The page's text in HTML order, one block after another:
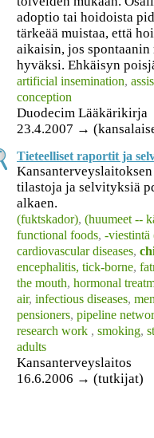
adoptio tai hoidoista
tärkeää muistaa, että
aikaisin, jos
hyväksi. Ehkäisyn
artificial insemination,
conception
Duodecim Lääkärikirja
23.4.2007 →
Tieteelliset raportit ja
tilastoja ja selvityksiä
alkaen.
(fuktskador), (huumeet --
functional foods, -viestintä
cardiovascular diseases,
encephalitis, tick-borne,
the mouth, hormonal
air, infectious diseases,
pensioners, pipeline
research work , smoking,
adults
Kansanterveyslaitos
16.6.2006 → (tutkijat)